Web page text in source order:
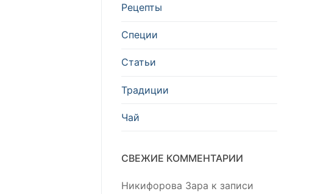
Рецепты
Специи
Статьи
Традиции
Чай
СВЕЖИЕ КОММЕНТАРИИ
Никифорова Зара к записи